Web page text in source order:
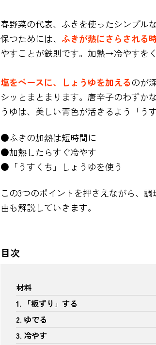
春野菜の代表、ふきを使ったシンプル
保つためには、 ふきが熱にさらされる
やすことが鉄則です。加熱→冷やすを
塩をベースに、しょうゆを加えるのが
シッとまとまります。唐辛子のわずか
うゆは、美しい青色が活きるよう「う
●ふきの加熱は短時間に
●加熱したらすぐ冷やす
●「うすくち」しょうゆを使う
この3つのポイントを押さえながら、
由も解説していきます。
目次
材料
1. 「板ずり」する
2. ゆでる
3. 冷やす